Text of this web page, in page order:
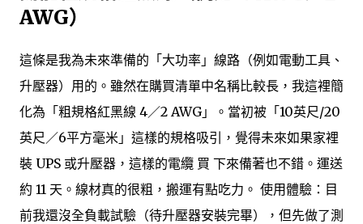
AWG）
這條是我為未來準備的「大功率」線路（例如電動工具、
升壓器）用的。雖然在購買清單中名稱比較長，我這裡簡
化為「粗規格紅黑線 4／2 AWG」。當初被「10英尺/20
英尺／6平方毫米」這樣的規格吸引，覺得未來如果家裡
裝 UPS 或升壓器，這樣的電纜 買 下來備著也不錯。運送
約 11 天。線材真的很粗，搬運有點吃力。 使用體驗：目
前我還沒全負載試驗（待升壓器安裝完畢），但先做了測